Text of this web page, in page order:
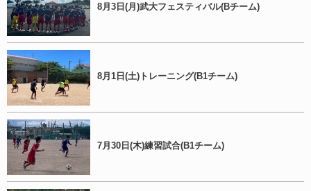
8月3日(月)武大フェスティバル(Bチーム)
8月1日(土)トレーニング(B1チーム)
7月30日(木)練習試合(B1チーム)